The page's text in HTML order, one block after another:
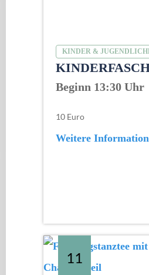
KINDER &
Beginn 13:30 Uhr
10 Euro
Weitere
11